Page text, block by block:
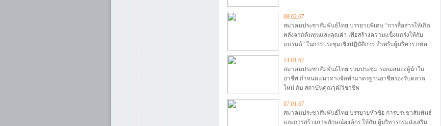
08.02.67
สมาคมประชาสัมพันธ์ไทย บรรยายพิเศษ “การสื่อสารให้เกิด
พลังจากต้นทุนและคุณค่า เพื่อสร้างความแข็งแกร่งให้กับ
แบรนด์” ในการประชุมเชิงปฏิบัติการ สำหรับผู้บริหาร กฟผ.
14.01.67
สมาคมประชาสัมพันธ์ไทย ร่วมประชุม ระดมสมองผู้นำใน
อาชีพ กำหนดแนวทางจัดทำมาตรฐานอาชีพรองรับตลาด
ใหม่ กับ สถาบันคุณวุฒิวิชาชีพ
07.01.67
สมาคมประชาสัมพันธ์ไทย บรรยายหัวข้อ การประชาสัมพันธ์
และการสร้างภาพลักษณ์องค์กร ให้กับ ผู้บริหารกรมส่งเสริม